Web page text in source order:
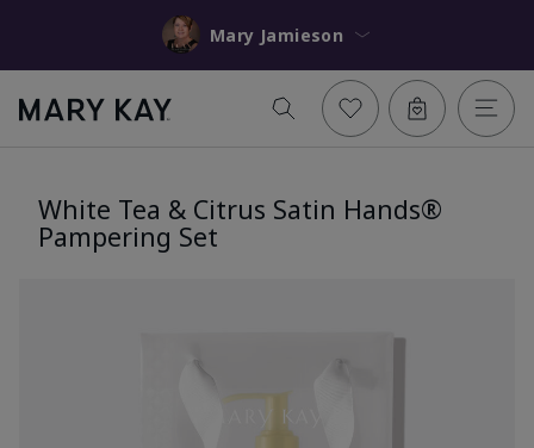
Mary Jamieson
White Tea & Citrus Satin Hands®
Pampering Set